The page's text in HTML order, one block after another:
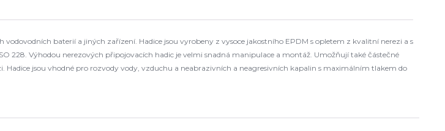
baterií a jiných zařízení. Hadice jsou vyrobeny z vysoce jakostního EPDM s opletem z kvalitní nerezi a s
Výhodou nerezových připojovacích hadic je velmi snadná manipulace a montáž. Umožňují také částečné
jsou vhodné pro rozvody vody, vzduchu a neabrazivních a neagresivních kapalin s maximálním tlakem do